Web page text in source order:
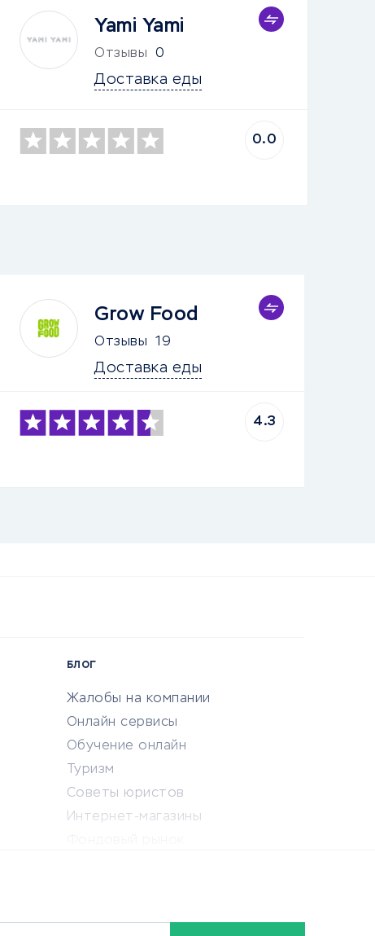
Yami Yami
Отзывы 0
Доставка еды
0.0
Grow Food
Отзывы 19
Доставка еды
4.3
БЛОГ
Жалобы на компании
Онлайн сервисы
Обучение онлайн
Туризм
Советы юристов
Интернет-магазины